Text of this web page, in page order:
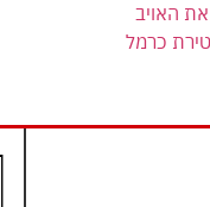
האויב